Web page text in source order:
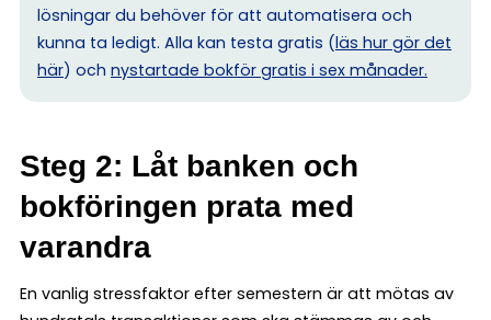
lösningar du behöver för att automatisera och
kunna ta ledigt. Alla kan testa gratis (läs hur gör det
här) och nystartade bokför gratis i sex månader.
Steg 2: Låt banken och
bokföringen prata med
varandra
En vanlig stressfaktor efter semestern är att mötas av